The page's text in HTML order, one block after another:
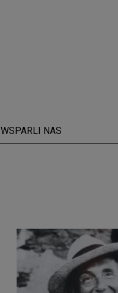
WSPARLI NAS